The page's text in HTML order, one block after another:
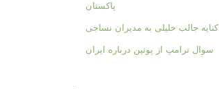
پاکستان
کنایه جالب خلیلی به مدیران نساجی
سوال ترامپ از پوتین درباره ایران
.